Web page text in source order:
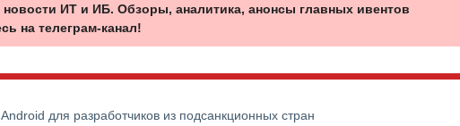
ИТ и ИБ. Обзоры, аналитика, анонсы главных ивентов
на телеграм-канал!
для разработчиков из подсанкционных стран